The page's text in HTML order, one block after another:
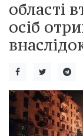
області
осіб